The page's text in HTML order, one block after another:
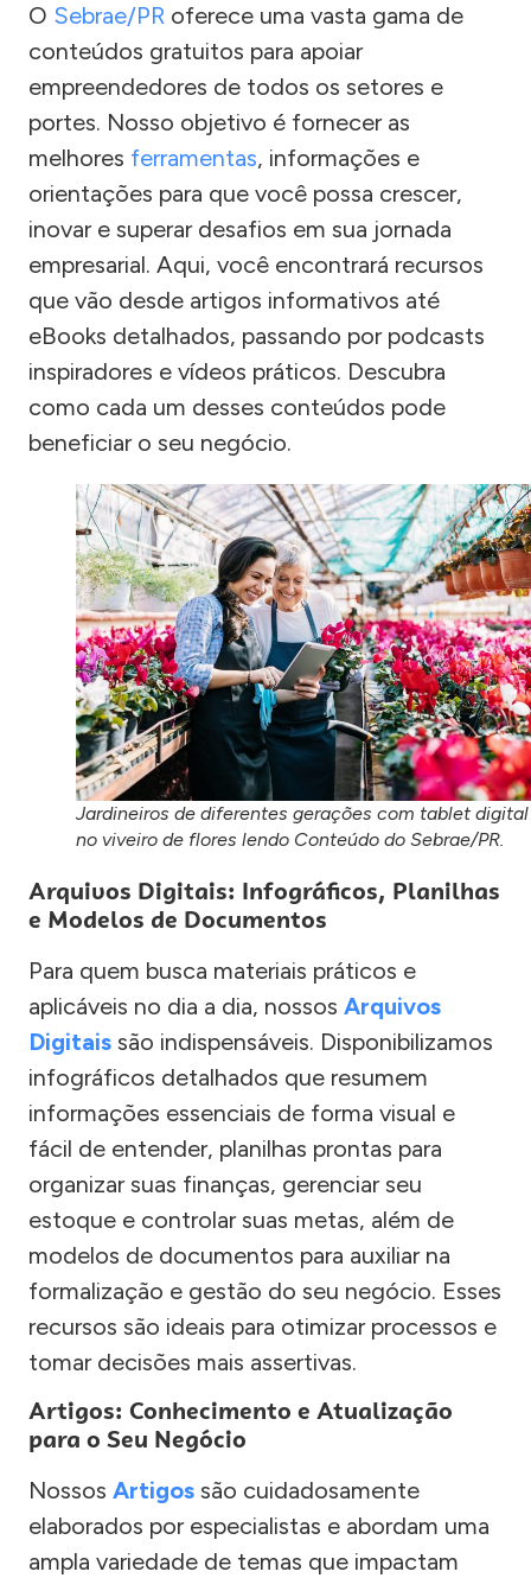
O Sebrae/PR oferece uma vasta gama de
conteúdos gratuitos para apoiar
empreendedores de todos os setores e
portes. Nosso objetivo é fornecer as
melhores ferramentas, informações e
orientações para que você possa crescer,
inovar e superar desafios em sua jornada
empresarial. Aqui, você encontrará recursos
que vão desde artigos informativos até
eBooks detalhados, passando por podcasts
inspiradores e vídeos práticos. Descubra
como cada um desses conteúdos pode
beneficiar o seu negócio.
Jardineiros de diferentes gerações com tablet digital
no viveiro de flores lendo Conteúdo do Sebrae/PR.
Arquivos Digitais: Infográficos, Planilhas
e Modelos de Documentos
Para quem busca materiais práticos e
aplicáveis no dia a dia, nossos Arquivos
Digitais são indispensáveis. Disponibilizamos
infográficos detalhados que resumem
informações essenciais de forma visual e
fácil de entender, planilhas prontas para
organizar suas finanças, gerenciar seu
estoque e controlar suas metas, além de
modelos de documentos para auxiliar na
formalização e gestão do seu negócio. Esses
recursos são ideais para otimizar processos e
tomar decisões mais assertivas.
Artigos: Conhecimento e Atualização
para o Seu Negócio
Nossos Artigos são cuidadosamente
elaborados por especialistas e abordam uma
ampla variedade de temas que impactam